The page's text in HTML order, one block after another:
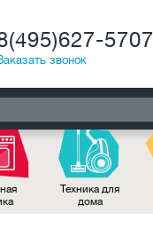
5707
звонок
Техника для
дома